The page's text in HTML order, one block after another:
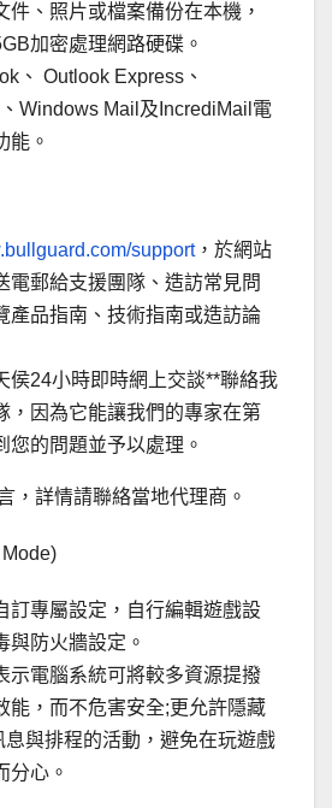
件、照片或檔案備份在本機，
加密處理網路硬碟。
、 Outlook Express、
Windows Mail及IncrediMail電
能。
support，於網站
電郵給支援團隊、造訪常見問
產品指南、技術指南或造訪論
侯24小時即時網上交談**聯絡我
，因為它能讓我們的專家在第
您的問題並予以處理。
，詳情請聯絡當地代理商。
訂專屬設定，自行編輯遊戲設
與防火牆設定。
示電腦系統可將較多資源提撥
能，而不危害安全;更允許隱藏
息與排程的活動，避免在玩遊戲
分心。